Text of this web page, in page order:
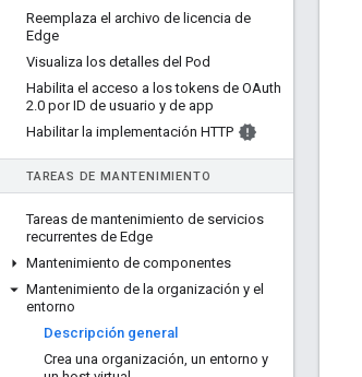
Reemplaza el archivo de licencia de
Edge
Visualiza los detalles del Pod
Habilita el acceso a los tokens de OAuth
2.0 por ID de usuario y de app
Habilitar la implementación HTTP
TAREAS DE MANTENIMIENTO
Tareas de mantenimiento de servicios
recurrentes de Edge
Mantenimiento de componentes
Mantenimiento de la organización y el
entorno
Descripción general
Crea una organización, un entorno y